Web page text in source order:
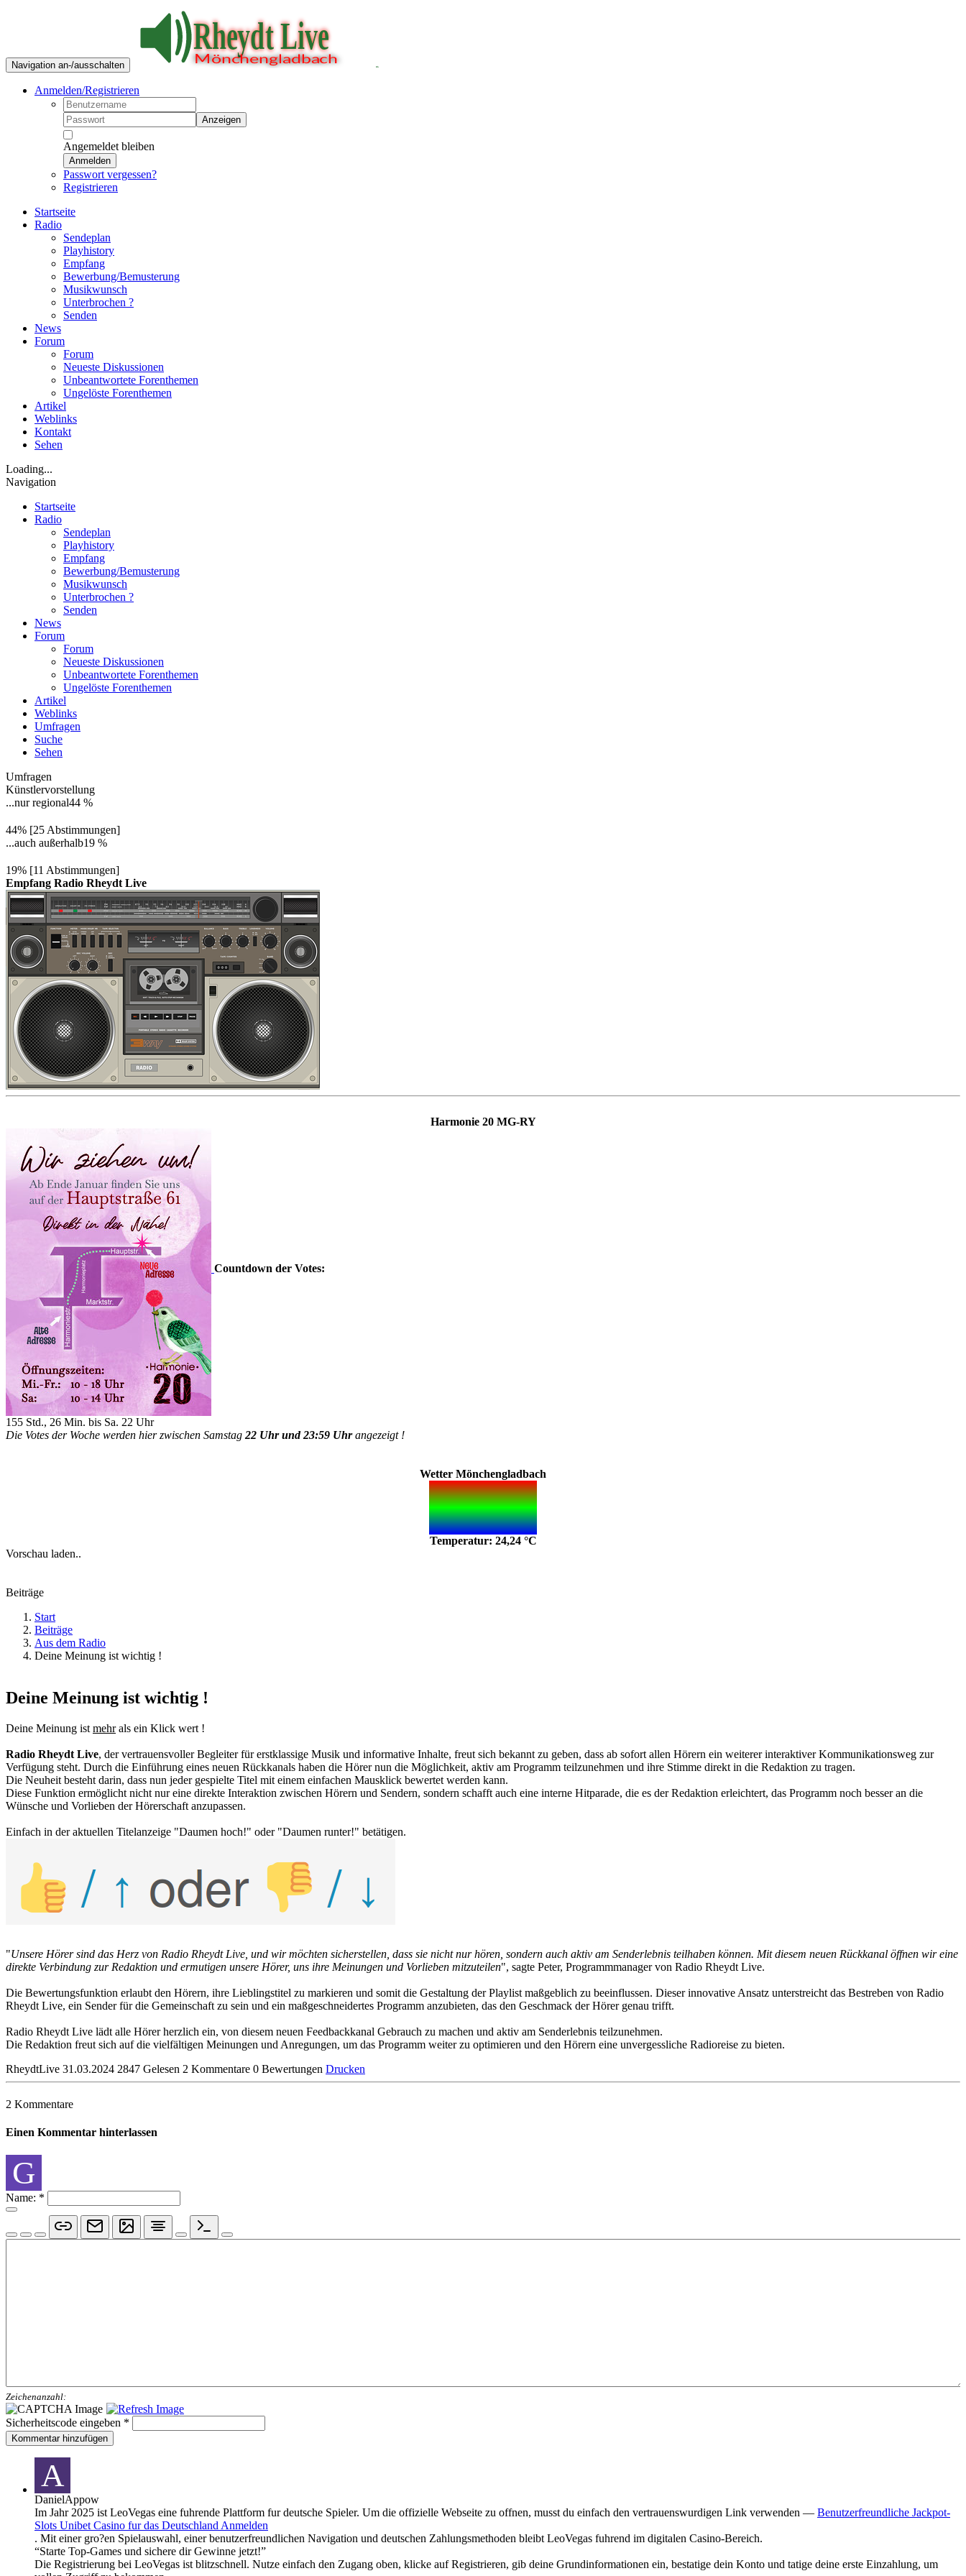
Navigation an-/ausschalten
Anmelden/Registrieren
Anzeigen
Angemeldet bleiben
Anmelden
Passwort vergessen?
Registrieren
Startseite
Radio
Sendeplan
Playhistory
Empfang
Bewerbung/Bemusterung
Musikwunsch
Unterbrochen ?
Senden
News
Forum
Forum
Neueste Diskussionen
Unbeantwortete Forenthemen
Ungelöste Forenthemen
Artikel
Weblinks
Kontakt
Sehen
Loading...
Navigation
Startseite
Radio
Sendeplan
Playhistory
Empfang
Bewerbung/Bemusterung
Musikwunsch
Unterbrochen ?
Senden
News
Forum
Forum
Neueste Diskussionen
Unbeantwortete Forenthemen
Ungelöste Forenthemen
Artikel
Weblinks
Umfragen
Suche
Sehen
Umfragen
Künstlervorstellung
...nur regional44 %
44% [25 Abstimmungen]
...auch außerhalb19 %
19% [11 Abstimmungen]
Empfang Radio Rheydt Live
Harmonie 20 MG-RY
Countdown der Votes:
155 Std., 26 Min. bis Sa. 22 Uhr
Die Votes der Woche werden hier zwischen Samstag 22 Uhr und 23:59 Uhrangezeigt !
Wetter Mönchengladbach
Temperatur: 24,24 °C
Vorschau laden..
Beiträge
Start
Beiträge
Aus dem Radio
Deine Meinung ist wichtig !
Deine Meinung ist wichtig !
Deine Meinung ist mehrals ein Klick wert !
Radio Rheydt Live, der vertrauensvoller Begleiter für erstklassige Musik und informative Inhalte, freut sich bekannt zu geben, dass ab sofort allen Hörern ein weiterer interaktiver Kommunikationsweg zur
Verfügung steht. Durch die Einführung eines neuen Rückkanals haben die Hörer nun die Möglichkeit, aktiv am Programm teilzunehmen und ihre Stimme direkt in die Redaktion zu tragen.
Die Neuheit besteht darin, dass nun jeder gespielte Titel mit einem einfachen Mausklick bewertet werden kann.
Diese Funktion ermöglicht nicht nur eine direkte Interaktion zwischen Hörern und Sendern, sondern schafft auch eine interne Hitparade, die es der Redaktion erleichtert, das Programm noch besser an die
Wünsche und Vorlieben der Hörerschaft anzupassen.
Einfach in der aktuellen Titelanzeige "Daumen hoch!" oder "Daumen runter!" betätigen.
"Unsere Hörer sind das Herz von Radio Rheydt Live, und wir möchten sicherstellen, dass sie nicht nur hören, sondern auch aktiv am Senderlebnis teilhaben können. Mit diesem neuen Rückkanal öffnen wir eine
direkte Verbindung zur Redaktion und ermutigen unsere Hörer, uns ihre Meinungen und Vorlieben mitzuteilen", sagte Peter, Programmmanager von Radio Rheydt Live.
Die Bewertungsfunktion erlaubt den Hörern, ihre Lieblingstitel zu markieren und somit die Gestaltung der Playlist maßgeblich zu beeinflussen. Dieser innovative Ansatz unterstreicht das Bestreben von Radio
Rheydt Live, ein Sender für die Gemeinschaft zu sein und ein maßgeschneidertes Programm anzubieten, das den Geschmack der Hörer genau trifft.
Radio Rheydt Live lädt alle Hörer herzlich ein, von diesem neuen Feedbackkanal Gebrauch zu machen und aktiv am Senderlebnis teilzunehmen.
Die Redaktion freut sich auf die vielfältigen Meinungen und Anregungen, um das Programm weiter zu optimieren und den Hörern eine unvergessliche Radioreise zu bieten.
RheydtLive 31.03.2024 2847 Gelesen 2 Kommentare 0 Bewertungen Drucken
2 Kommentare
Einen Kommentar hinterlassen
G
Name: *
Zeichenanzahl:
Sicherheitscode eingeben *
Kommentar hinzufügen
A
DanielAppow
Im Jahr 2025 ist LeoVegas eine fuhrende Plattform fur deutsche Spieler. Um die offizielle Webseite zu offnen, musst du einfach den vertrauenswurdigen Link verwenden — Benutzerfreundliche Jackpot-
Slots Unibet Casino fur das Deutschland Anmelden
. Mit einer gro?en Spielauswahl, einer benutzerfreundlichen Navigation und deutschen Zahlungsmethoden bleibt LeoVegas fuhrend im digitalen Casino-Bereich.
“Starte Top-Games und sichere dir Gewinne jetzt!”
Die Registrierung bei LeoVegas ist blitzschnell. Nutze einfach den Zugang oben, klicke auf Registrieren, gib deine Grundinformationen ein, bestatige dein Konto und tatige deine erste Einzahlung, um